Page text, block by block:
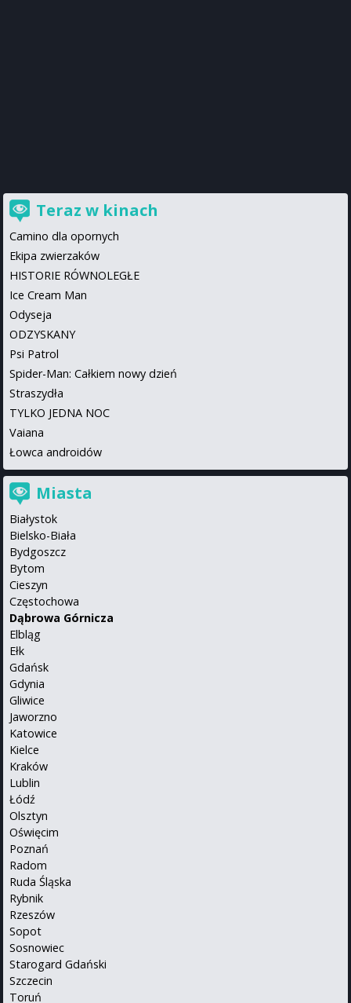
Teraz w kinach
Camino dla opornych
Ekipa zwierzaków
HISTORIE RÓWNOLEGŁE
Ice Cream Man
Odyseja
ODZYSKANY
Psi Patrol
Spider-Man: Całkiem nowy dzień
Straszydła
TYLKO JEDNA NOC
Vaiana
Łowca androidów
Miasta
Białystok
Bielsko-Biała
Bydgoszcz
Bytom
Cieszyn
Częstochowa
Dąbrowa Górnicza
Elbląg
Ełk
Gdańsk
Gdynia
Gliwice
Jaworzno
Katowice
Kielce
Kraków
Lublin
Łódź
Olsztyn
Oświęcim
Poznań
Radom
Ruda Śląska
Rybnik
Rzeszów
Sopot
Sosnowiec
Starogard Gdański
Szczecin
Toruń